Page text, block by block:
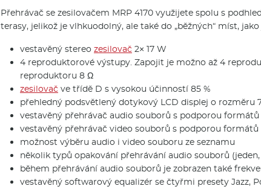
Přehrávač se zesilovačem MRP 4170 využijete spolu s
terasy, jelikož je vlhkuodolný, ale také do „běžných“ míst,
vestavěný stereo zesilovač 2× 17 W
4 reproduktorové výstupy. Zapojit je možno až 4
reproduktoru 8 Ω
zesilovač ve třídě D s vysokou účinností 85 %
přehledný podsvětlený dotykový LCD displej o rozměru
vestavěný přehrávač audio souborů s podporou formátů
vestavěný přehrávač video souborů s podporou formátů
možnost výběru audio i video souboru ze seznamu
několik typů opakování přehrávání audio souborů
během přehrávání audio souborů je zobrazen také
vestavěný softwarový equalizér se čtyřmi presety Jazz,